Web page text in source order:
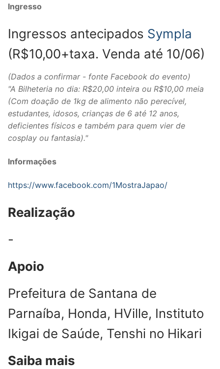
Ingresso
Ingressos antecipados Sympla
(R$10,00+taxa. Venda até 10/06)
(Dados a confirmar - fonte Facebook do evento)
"A Bilheteria no dia: R$20,00 inteira ou R$10,00 meia
(Com doação de 1kg de alimento não perecível,
estudantes, idosos, crianças de 6 até 12 anos,
deficientes físicos e também para quem vier de
cosplay ou fantasia)."
Informações
https://www.facebook.com/1MostraJapao/
Realização
-
Apoio
Prefeitura de Santana de
Parnaíba, Honda, HVille, Instituto
Ikigai de Saúde, Tenshi no Hikari
Saiba mais